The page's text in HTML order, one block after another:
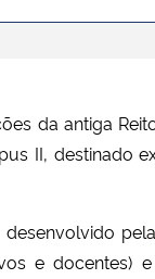
da antiga
II, destinado
pela
e docentes)